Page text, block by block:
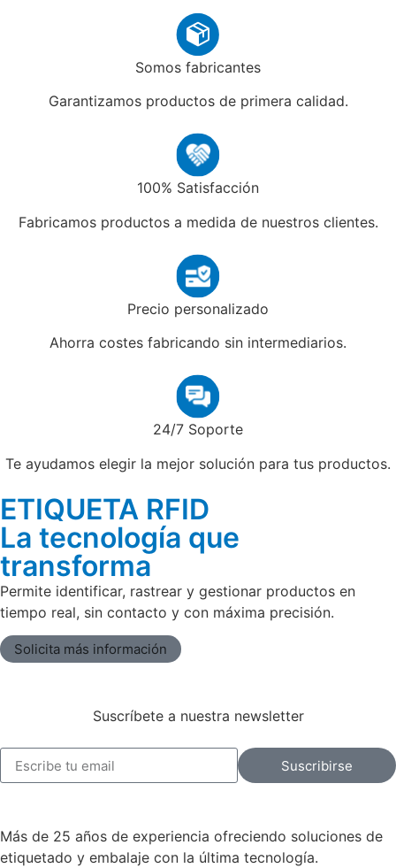
Somos fabricantes
Garantizamos productos de primera calidad.
100% Satisfacción
Fabricamos productos a medida de nuestros clientes.
Precio personalizado
Ahorra costes fabricando sin intermediarios.
24/7 Soporte
Te ayudamos elegir la mejor solución para tus productos.
ETIQUETA RFID
La tecnología que
transforma
Permite identificar, rastrear y gestionar productos en
tiempo real, sin contacto y con máxima precisión.
Solicita más información
Suscríbete a nuestra newsletter
Suscribirse
Más de 25 años de experiencia ofreciendo soluciones de
etiquetado y embalaje con la última tecnología.